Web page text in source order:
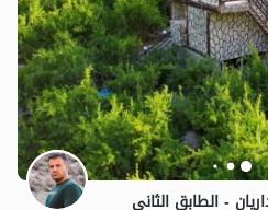
- الطابق الثاني